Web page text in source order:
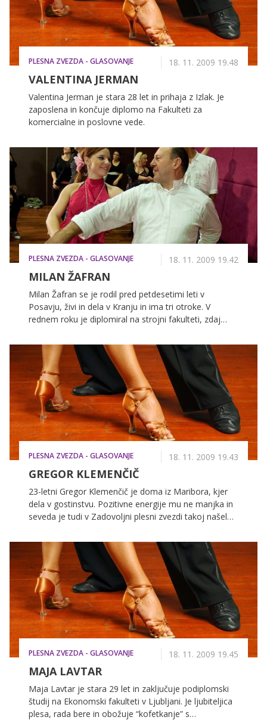
PLESNA ZVEZDA - GLASOVANJE 18. 11. 2009 19.48
VALENTINA JERMAN
Valentina Jerman je stara 28 let in prihaja z Izlak. Je
zaposlena in končuje diplomo na Fakulteti za
komercialne in poslovne vede.
PLESNA ZVEZDA - GLASOVANJE 18. 11. 2009 19.42
MILAN ŽAFRAN
Milan Žafran se je rodil pred petdesetimi leti v
Posavju, živi in dela v Kranju in ima tri otroke. V
rednem roku je diplomiral na strojni fakulteti, zdaj
vedno zmanjka časa.
PLESNA ZVEZDA - GLASOVANJE 18. 11. 2009 19.43
GREGOR KLEMENČIČ
23-letni Gregor Klemenčič je doma iz Maribora, kjer
dela v gostinstvu. Pozitivne energije mu ne manjka in
seveda je tudi v Zadovoljni plesni zvezdi takoj našel
PLESNA ZVEZDA - GLASOVANJE 18. 11. 2009 19.45
MAJA LAVTAR
Maja Lavtar je stara 29 let in zaključuje podiplomski
študij na Ekonomski fakulteti v Ljubljani. Je ljubiteljica
plesa, rada bere in obožuje “kofetkanje” s